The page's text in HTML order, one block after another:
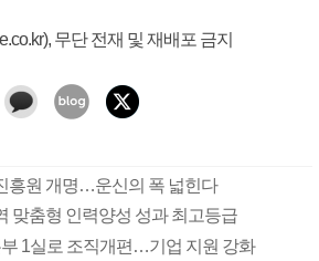
무단 전재 및 재배포 금지
흥원 개명…운신의 폭 넓힌다
맞춤형 인력양성 성과 최고등급
1실로 조직개편…기업 지원 강화